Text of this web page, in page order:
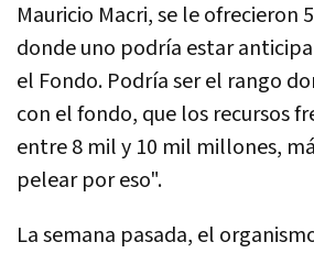
Mauricio Macri, se le ofrecieron
donde uno podría estar
el Fondo. Podría ser el rango
con el fondo, que los recursos
entre 8 mil y 10 mil millones,
pelear por eso".
La semana pasada, el